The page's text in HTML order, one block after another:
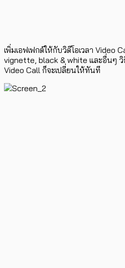
เพิ่มเอฟเฟกต์ให้กับวิดีโอเวลา Video
vignette, black & white และอื่นๆ
Video Call ก็จะเปลี่ยนให้ทันที